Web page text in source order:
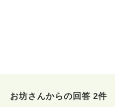
お坊さんからの回答 2件